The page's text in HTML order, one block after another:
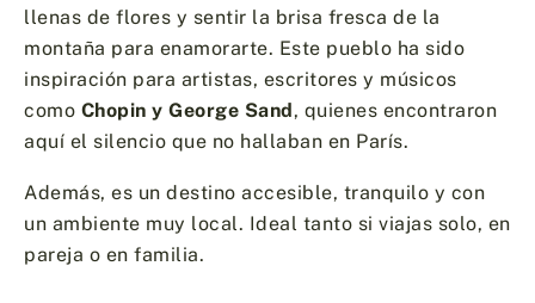
llenas de flores y sentir la brisa fresca de la
montaña para enamorarte. Este pueblo ha sido
inspiración para artistas, escritores y músicos
como Chopin y George Sand , quienes encontraron
aquí el silencio que no hallaban en París.
Además, es un destino accesible, tranquilo y con
un ambiente muy local. Ideal tanto si viajas solo, en
pareja o en familia.